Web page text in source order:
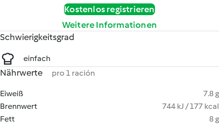
Kostenlos registrieren
Weitere Informationen
Schwierigkeitsgrad
einfach
Nährwerte pro 1 ración
Eiweiß
7.8 g
Brennwert
744 kJ / 177 kcal
Fett
8 g